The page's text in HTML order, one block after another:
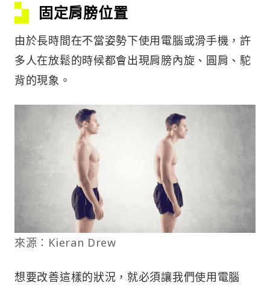
固定肩膀位置
由於長時間在不當姿勢下使用電腦或滑手機，許
多人在放鬆的時候都會出現肩膀內旋、圓肩、駝
背的現象。
來源：Kieran Drew
想要改善這樣的狀況，就必須讓我們使用電腦